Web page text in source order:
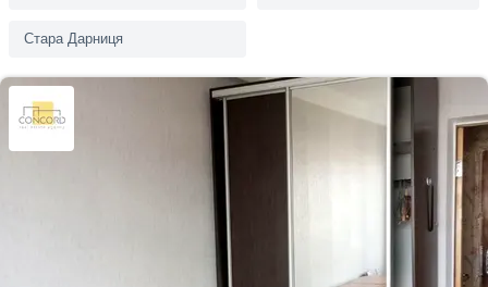
Стара Дарниця